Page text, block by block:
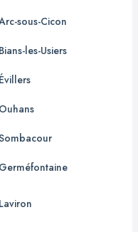
sous-Cicon
Bians-les-Usiers
Évillers
Ouhans
Germéfontaine
Laviron